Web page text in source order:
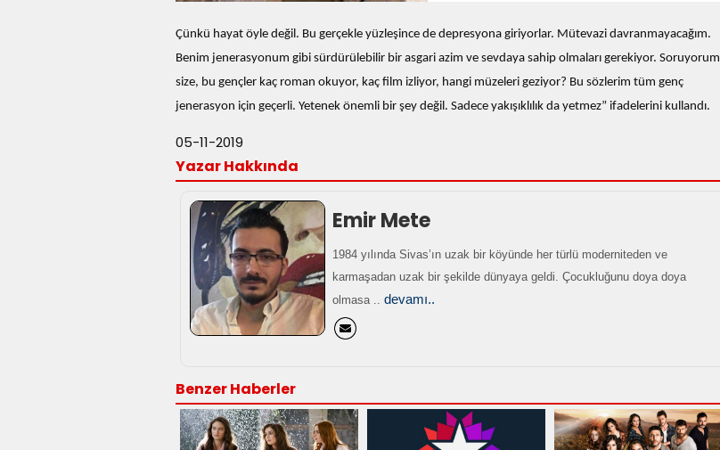
Çünkü hayat öyle değil. Bu gerçekle yüzleşince de depresyona giriyorlar. Mütevazi davranmayacağım.
Benim jenerasyonum gibi sürdürülebilir bir asgari azim ve sevdaya sahip olmaları gerekiyor. Soruyorum
size, bu gençler kaç roman okuyor, kaç film izliyor, hangi müzeleri geziyor? Bu sözlerim tüm genç
jenerasyon için geçerli. Yetenek önemli bir şey değil. Sadece yakışıklılık da yetmez” ifadelerini kullandı.
05-11-2019
Yazar Hakkında
Emir Mete
1984 yılında Sivas’ın uzak bir köyünde her türlü moderniteden ve
karmaşadan uzak bir şekilde dünyaya geldi. Çocukluğunu doya doya
olmasa .. devamı..
Benzer Haberler